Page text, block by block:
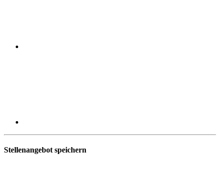
Stellenangebot speichern